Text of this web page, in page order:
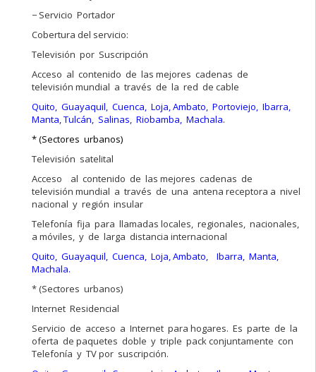
− Servicio Portador
Cobertura del servicio:
Televisión por Suscripción
Acceso al contenido de las mejores cadenas de
televisión mundial a través de la red de cable
Quito, Guayaquil, Cuenca, Loja, Ambato, Portoviejo, Ibarra,
Manta, Tulcán, Salinas, Riobamba, Machala.
* (Sectores urbanos)
Televisión satelital
Acceso al contenido de las mejores cadenas de
televisión mundial a través de una antena receptora a nivel
nacional y región insular
Telefonía fija para llamadas locales, regionales, nacionales,
a móviles, y de larga distancia internacional
Quito, Guayaquil, Cuenca, Loja, Ambato, Ibarra, Manta,
Machala.
* (Sectores urbanos)
Internet Residencial
Servicio de acceso a Internet para hogares. Es parte de la
oferta de paquetes doble y triple pack conjuntamente con
Telefonía y TV por suscripción.